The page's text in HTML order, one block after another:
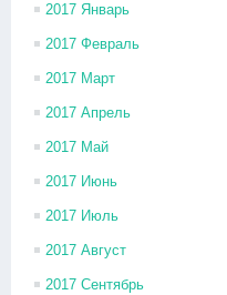
2017 Январь
2017 Февраль
2017 Март
2017 Апрель
2017 Май
2017 Июнь
2017 Июль
2017 Август
2017 Сентябрь